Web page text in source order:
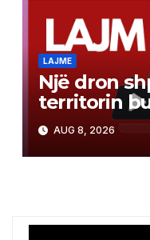
LAJME
Një dron
territorin
pranë
ballkanik,
AUG 8, 2026